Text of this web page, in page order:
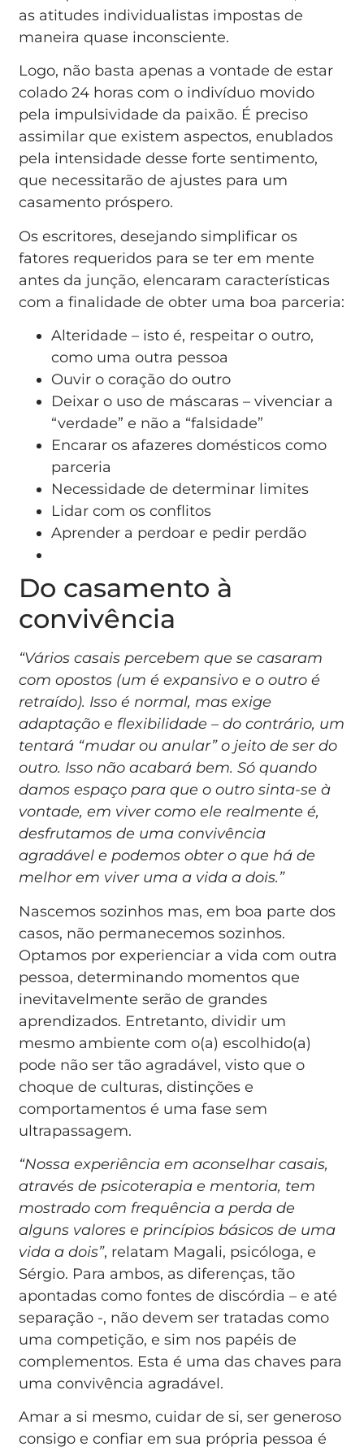
as atitudes individualistas impostas de
maneira quase inconsciente.
Logo, não basta apenas a vontade de estar
colado 24 horas com o indivíduo movido
pela impulsividade da paixão. É preciso
assimilar que existem aspectos, enublados
pela intensidade desse forte sentimento,
que necessitarão de ajustes para um
casamento próspero.
Os escritores, desejando simplificar os
fatores requeridos para se ter em mente
antes da junção, elencaram características
com a finalidade de obter uma boa parceria:
Alteridade – isto é, respeitar o outro,
como uma outra pessoa
Ouvir o coração do outro
Deixar o uso de máscaras – vivenciar a
“verdade” e não a “falsidade”
Encarar os afazeres domésticos como
parceria
Necessidade de determinar limites
Lidar com os conflitos
Aprender a perdoar e pedir perdão
Do casamento à
convivência
“Vários casais percebem que se casaram
com opostos (um é expansivo e o outro é
retraído). Isso é normal, mas exige
adaptação e flexibilidade – do contrário, um
tentará “mudar ou anular” o jeito de ser do
outro. Isso não acabará bem. Só quando
damos espaço para que o outro sinta-se à
vontade, em viver como ele realmente é,
desfrutamos de uma convivência
agradável e podemos obter o que há de
melhor em viver uma a vida a dois.”
Nascemos sozinhos mas, em boa parte dos
casos, não permanecemos sozinhos.
Optamos por experienciar a vida com outra
pessoa, determinando momentos que
inevitavelmente serão de grandes
aprendizados. Entretanto, dividir um
mesmo ambiente com o(a) escolhido(a)
pode não ser tão agradável, visto que o
choque de culturas, distinções e
comportamentos é uma fase sem
ultrapassagem.
“Nossa experiência em aconselhar casais,
através de psicoterapia e mentoria, tem
mostrado com frequência a perda de
alguns valores e princípios básicos de uma
vida a dois”, relatam Magali, psicóloga, e
Sérgio. Para ambos, as diferenças, tão
apontadas como fontes de discórdia – e até
separação -, não devem ser tratadas como
uma competição, e sim nos papéis de
complementos. Esta é uma das chaves para
uma convivência agradável.
Amar a si mesmo, cuidar de si, ser generoso
consigo e confiar em sua própria pessoa é